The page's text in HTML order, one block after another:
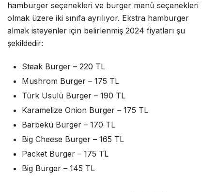
hamburger seçenekleri ve burger menü seçenekleri
olmak üzere iki sınıfa ayrılıyor. Ekstra hamburger
almak isteyenler için belirlenmiş 2024 fiyatları şu
şekildedir:
Steak Burger – 220 TL
Mushrom Burger – 175 TL
Türk Usulü Burger – 190 TL
Karamelize Onion Burger – 175 TL
Barbekü Burger – 170 TL
Big Cheese Burger – 165 TL
Packet Burger – 175 TL
Big Burger – 145 TL